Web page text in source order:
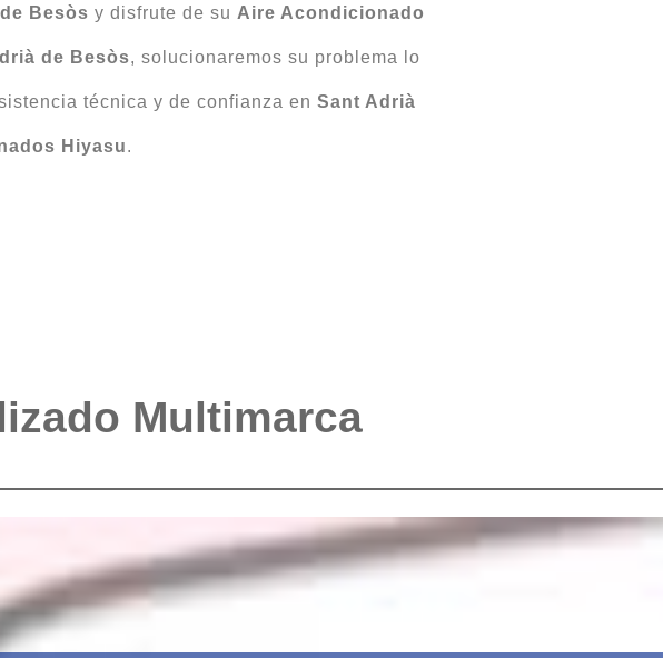
Besòs y disfrute de su Aire Acondicionado
de Besòs, solucionaremos su problema lo
técnica y de confianza en Sant Adrià
Hiyasu.
Multimarca